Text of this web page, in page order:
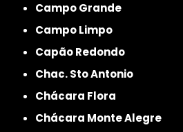
Campo Grande
Campo Limpo
Capão Redondo
Chac. Sto Antonio
Chácara Flora
Chácara Monte Alegre